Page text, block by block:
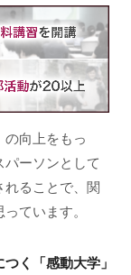
の向上をもっ
ーソンとして
れることで、関
ています。
く「感動大学」